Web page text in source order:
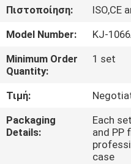
ΕΡΓΟΣΤΑΣΊΩΝ
ΠΟΙΟΤΙΚΌΣ
ΈΛΕΓΧΟΣ
ΜΑΣ
ΕΛΆΤΕ
Πιστοποίηση:
ISO,CE
Model Number:
KJ-
Minimum Order
Quantity:
1 set
Τιμή:
Packaging
Details:
Each
and PP
case